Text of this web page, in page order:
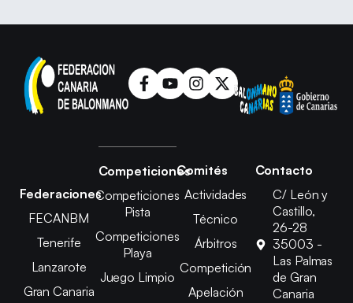
Federaciones
FECANBM
Tenerife
Lanzarote
Gran Canaria
Competiciones
Competiciones
Pista
Competiciones
Playa
Juego Limpio
Comités
Actividades
Técnico
Árbitros
Competición
Apelación
Contacto
C/ León y
Castillo,
26-28
35003 -
Las Palmas
de Gran
Canaria